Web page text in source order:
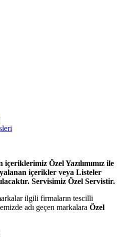
Özel Yazılımımız ile
içerikler veya Listeler
Servisimiz Özel Servistir.
ilgili firmaların tescilli
adı geçen markalara Özel